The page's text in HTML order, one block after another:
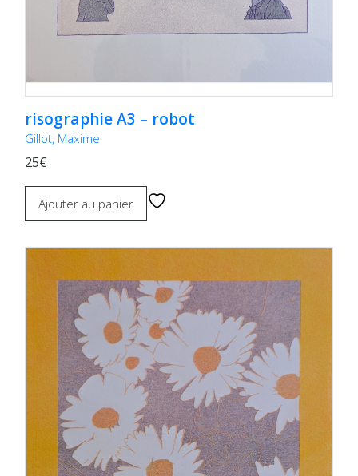
risographie A3 – robot
Gillot, Maxime
25€
Ajouter au panier